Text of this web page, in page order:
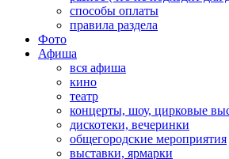
способы оплаты
правила раздела
Фото
Афиша
вся афиша
кино
театр
концерты, шоу, цирковые
дискотеки, вечеринки
общегородские мероприятия
выставки, ярмарки